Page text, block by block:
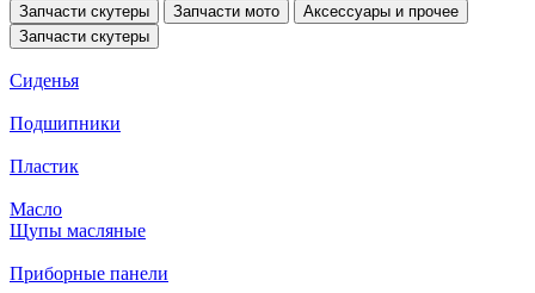
Запчасти скутеры Запчасти мото
Аксессуары и прочее
Запчасти скутеры
Сиденья
Подшипники
Пластик
Масло
Щупы масляные
Приборные панели